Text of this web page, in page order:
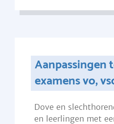
Aanpassingen
examens vo,
Dove en
en leerlingen met